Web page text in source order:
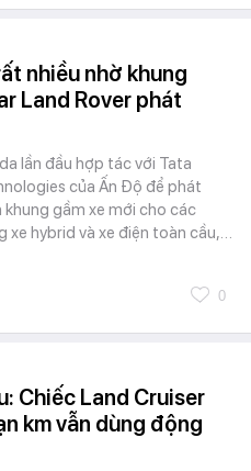
nhiều nhờ khung
Land Rover phát
lần đầu hợp tác với Tata
của Ấn Độ để phát
khung gầm xe mới cho các
xe hybrid và xe điện toàn cầu,…
0
Chiếc Land Cruiser
km vẫn dùng động